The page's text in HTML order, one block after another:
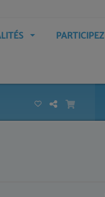
PARTICIPEZ